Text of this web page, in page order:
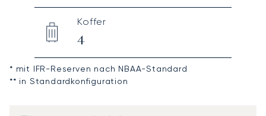
Koffer
4
* mit IFR-Reserven nach NBAA-Standard
** in Standardkonfiguration